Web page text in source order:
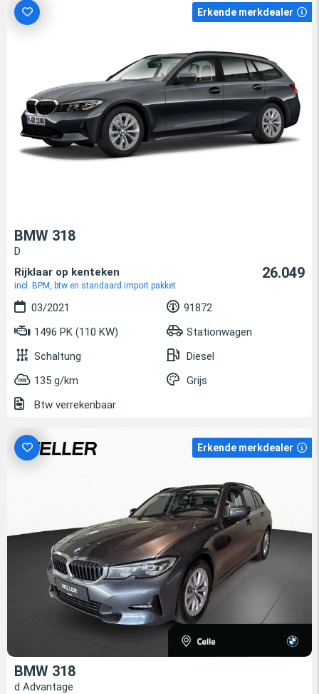
Erkende merkdealer
BMW 318
D
Rijklaar op kenteken
incl. BPM, btw en standaard import pakket
26.049
03/2021
91872
1496 PK (110 KW)
Stationwagen
Schaltung
Diesel
135 g/km
Grijs
Btw verrekenbaar
Erkende merkdealer
BMW 318
d Advantage